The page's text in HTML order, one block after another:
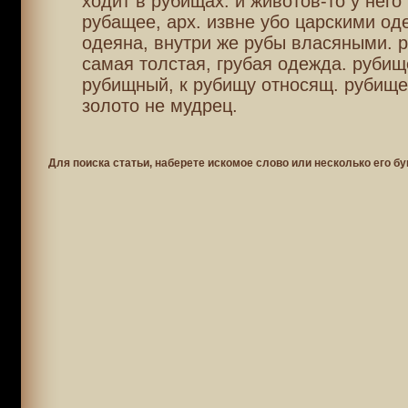
рубащее, арх. извне убо царскими
одеяна, внутри же рубы власяными.
самая толстая, грубая одежда.
рубищный, к рубищу относящ.
золото не мудрец.
Для поиска статьи, наберете искомое слово или несколько его